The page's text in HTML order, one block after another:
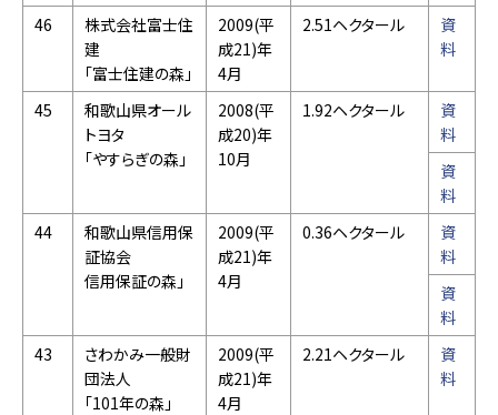
46
株式会社富士住
建
「富士住建の森」
2009(平
成21)年
4月
2.51ヘクタール
資
料
45
和歌山県オール
トヨタ
「やすらぎの森」
2008(平
成20)年
10月
1.92ヘクタール
資
料
資
料
44
和歌山県信用保
証協会
信用保証の森」
2009(平
成21)年
4月
0.36ヘクタール
資
料
資
料
43
さわかみ一般財
団法人
「101年の森」
2009(平
成21)年
4月
2.21ヘクタール
資
料